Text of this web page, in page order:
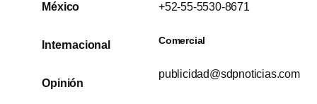
México
Internacional
Opinión
+52-55-5530-8671
Comercial
publicidad@sdpnoticias.com